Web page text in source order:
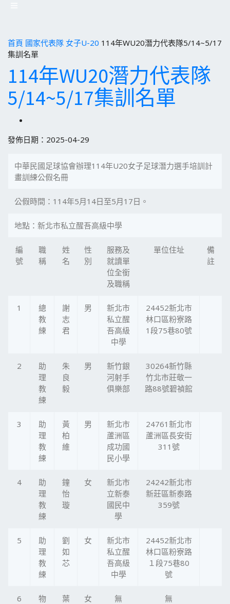
首頁 國家代表隊 女子U-20 114年WU20潛力代表隊5/14~5/17
集訓名單
114年WU20潛力代表隊
5/14~5/17集訓名單
發佈日期：2025-04-29
中華民國足球協會辦理114年U20女子足球潛力選手培訓計
畫訓練公假名冊
公假時間：114年5月14日至5月17日。
地點：新北市私立醒吾高級中學
編
號
職
稱
姓
名
性
別
服務及
就讀單
位全銜
及職稱
單位住址
備
註
1
總
教
練
謝
志
君
男
新北市
私立醒
吾高級
中學
24452新北市
林口區粉寮路
1段75巷80號
2
助
理
教
練
朱
良
毅
男
新竹銀
河射手
俱樂部
30264新竹縣
竹北市莊敬一
路88號碧禎館
3
助
理
教
練
黃
柏
維
男
新北市
蘆洲區
成功國
民小學
24761新北市
蘆洲區長安街
311號
4
助
理
教
練
鐘
怡
璇
女
新北市
立新泰
國民中
學
24242新北市
新莊區新泰路
359號
5
助
理
教
練
劉
如
芯
女
新北市
私立醒
吾高級
中學
24452新北市
林口區粉寮路
１段75巷80
號
6
物
葉
女 無 無